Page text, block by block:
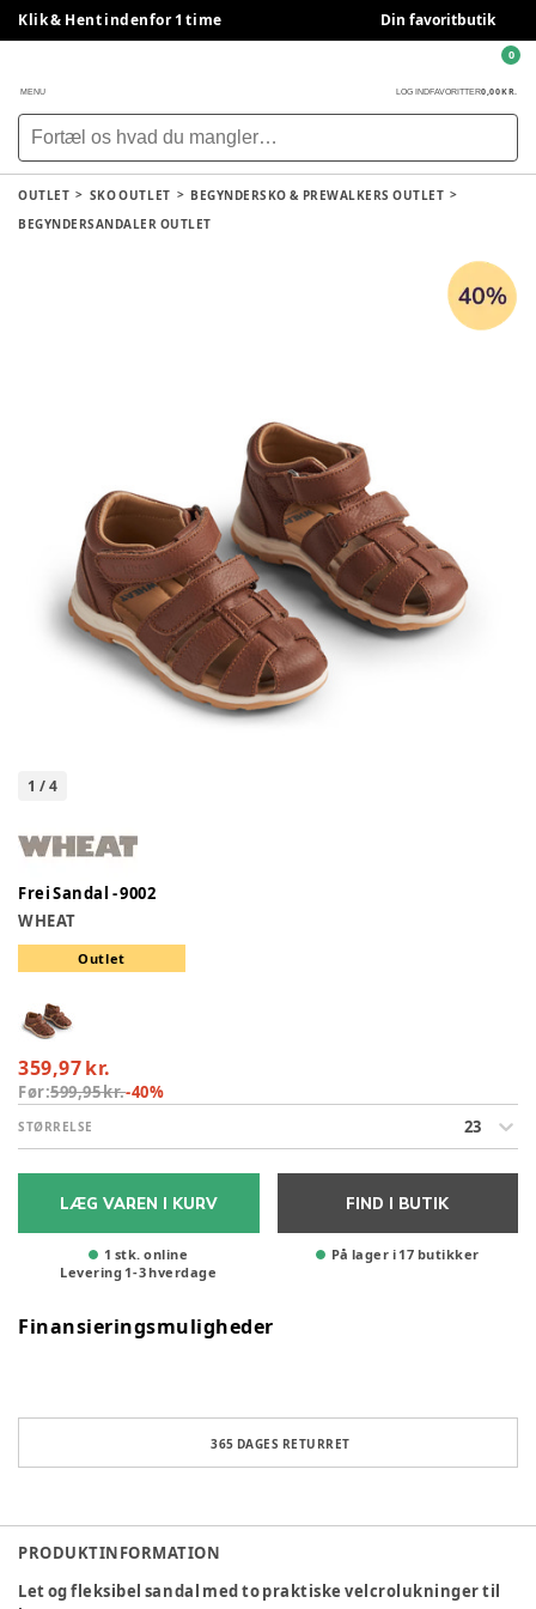
Klik & Hent indenfor 1 time Din favoritbutik
MENU LOG INDFAVORITTER0,00 KR.
0
OUTLET SKO OUTLET
BEGYNDERSKO & PREWALKERS OUTLET
BEGYNDERSANDALER OUTLET
1 /4
Frei Sandal - 9002
WHEAT
Outlet
359,97 kr.
Før:599,95 kr.-40%
STØRRELSE 23
LÆG VAREN I KURV
1 stk. online
Levering 1-3hverdage
FIND I BUTIK
På lager i 17 butikker
Finansieringsmuligheder
365 DAGES RETURRET
PRODUKTINFORMATION
Let og fleksibel sandal med to praktiske velcrolukninger til